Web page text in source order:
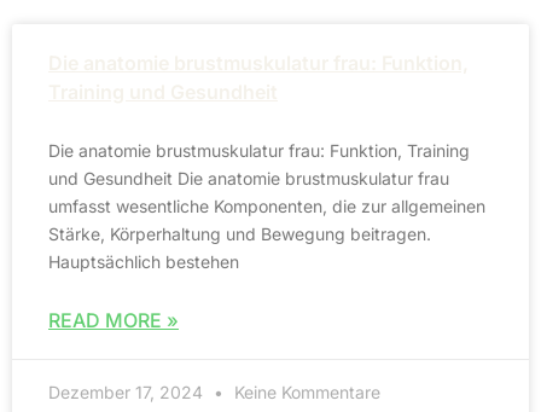
Die anatomie brustmuskulatur frau: Funktion, Training
und Gesundheit Die anatomie brustmuskulatur frau
umfasst wesentliche Komponenten, die zur allgemeinen
Stärke, Körperhaltung und Bewegung beitragen.
Hauptsächlich bestehen
READ MORE »
Dezember 17, 2024 Keine Kommentare